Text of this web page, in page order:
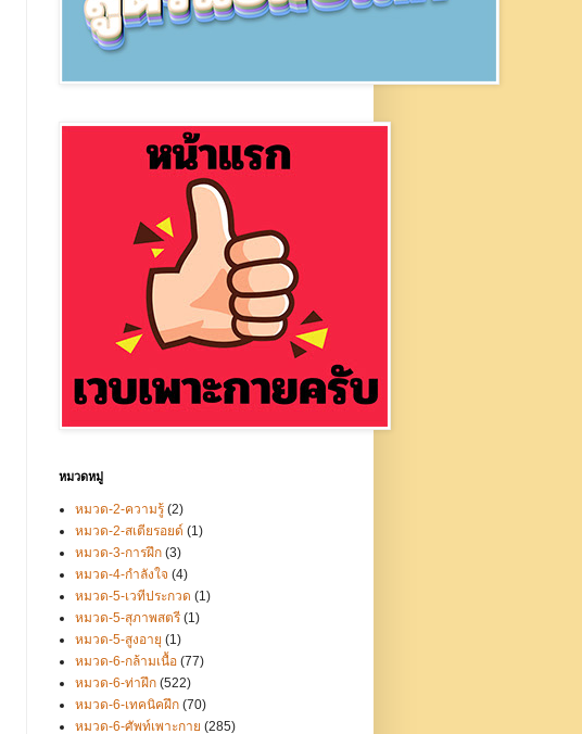
หมวดหมู่
หมวด-2-ความรู้ (2)
หมวด-2-สเตียรอยด์ (1)
หมวด-3-การฝึก (3)
หมวด-4-กำลังใจ (4)
หมวด-5-เวทีประกวด (1)
หมวด-5-สุภาพสตรี (1)
หมวด-5-สูงอายุ (1)
หมวด-6-กล้ามเนื้อ (77)
หมวด-6-ท่าฝึก (522)
หมวด-6-เทคนิคฝึก (70)
หมวด-6-ศัพท์เพาะกาย (285)